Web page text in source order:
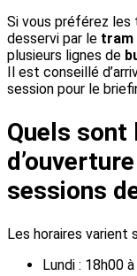
Si vous préférez les
desservi par le tram
plusieurs lignes de
Il est conseillé
session pour le
Quels sont
sessions
Les horaires varient
Lundi : 18h00